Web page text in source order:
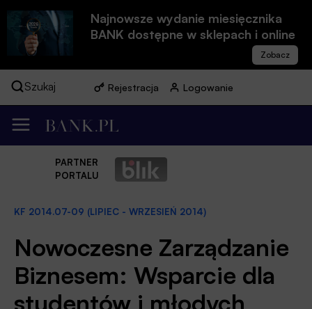
Najnowsze wydanie miesięcznika
BANK dostępne w sklepach i online
Szukaj Rejestracja Logowanie
PARTNER
PORTALU
KF 2014.07-09 (LIPIEC - WRZESIEŃ 2014)
Nowoczesne Zarządzanie
Biznesem: Wsparcie dla
studentów i młodych